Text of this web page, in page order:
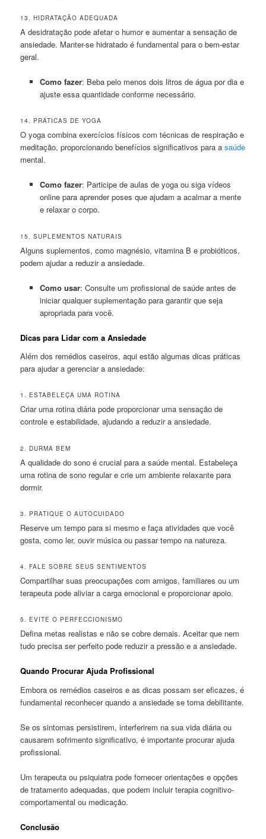
13. HIDRATAÇÃO ADEQUADA
A desidratação pode afetar o humor e aumentar a sensação de
ansiedade. Manter-se hidratado é fundamental para o bem-estar
geral.
Como fazer: Beba pelo menos dois litros de água por dia e
ajuste essa quantidade conforme necessário.
14. PRÁTICAS DE YOGA
O yoga combina exercícios físicos com técnicas de respiração e
meditação, proporcionando benefícios significativos para asaúde
mental.
Como fazer: Participe de aulas de yoga ou siga vídeos
online para aprender poses que ajudam a acalmar a mente
e relaxar o corpo.
15. SUPLEMENTOS NATURAIS
Alguns suplementos, como magnésio, vitamina B e probióticos,
podem ajudar a reduzir a ansiedade.
Como usar: Consulte um profissional de saúde antes de
iniciar qualquer suplementação para garantir que seja
apropriada para você.
Dicas para Lidar com a Ansiedade
Além dos remédios caseiros, aqui estão algumas dicas práticas
para ajudar a gerenciar a ansiedade:
1. ESTABELEÇA UMA ROTINA
Criar uma rotina diária pode proporcionar uma sensação de
controle e estabilidade, ajudando a reduzir a ansiedade.
2. DURMA BEM
A qualidade do sono é crucial para a saúde mental. Estabeleça
uma rotina de sono regular e crie um ambiente relaxante para
dormir.
3. PRATIQUE O AUTOCUIDADO
Reserve um tempo para si mesmo e faça atividades que você
gosta, como ler, ouvir música ou passar tempo na natureza.
4. FALE SOBRE SEUS SENTIMENTOS
Compartilhar suas preocupações com amigos, familiares ou um
terapeuta pode aliviar a carga emocional e proporcionar apoio.
5. EVITE O PERFECCIONISMO
Defina metas realistas e não se cobre demais. Aceitar que nem
tudo precisa ser perfeito pode reduzir a pressão e a ansiedade.
Quando Procurar Ajuda Profissional
Embora os remédios caseiros e as dicas possam ser eficazes, é
fundamental reconhecer quando a ansiedade se torna debilitante.
Se os sintomas persistirem, interferirem na sua vida diária ou
causarem sofrimento significativo, é importante procurar ajuda
profissional.
Um terapeuta ou psiquiatra pode fornecer orientações e opções
de tratamento adequadas, que podem incluir terapia cognitivo-
comportamental ou medicação.
Conclusão